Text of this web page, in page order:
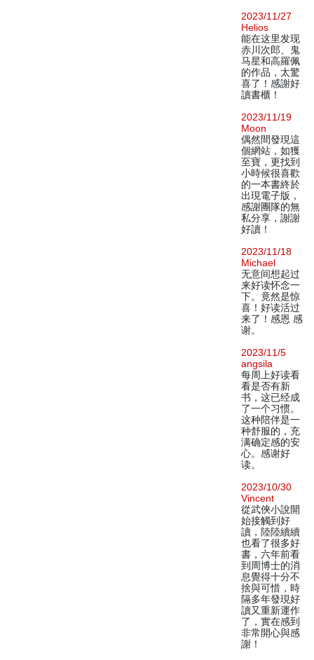
2023/11/27
Helios
能在这里发现
赤川次郎、鬼
马星和高羅佩
的作品，太驚
喜了！感謝好
讀書櫃！
2023/11/19
Moon
偶然間發現這
個網站，如獲
至寶，更找到
小時候很喜歡
的一本書終於
出現電子版，
感謝團隊的無
私分享，謝謝
好讀！
2023/11/18
Michael
无意间想起过
来好读怀念一
下。竟然是惊
喜！好读活过
来了！感恩 感
谢。
2023/11/5
angsila
每周上好读看
看是否有新
书，这已经成
了一个习惯。
这种陪伴是一
种舒服的，充
满确定感的安
心。感谢好
读。
2023/10/30
Vincent
從武俠小說開
始接觸到好
讀，陸陸續續
也看了很多好
書，六年前看
到周博士的消
息覺得十分不
捨與可惜，時
隔多年發現好
讀又重新運作
了，實在感到
非常開心與感
謝！